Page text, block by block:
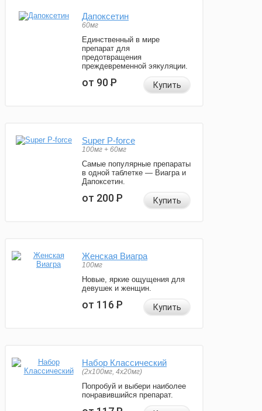
Дапоксетин
60мг
Единственный в мире
препарат для
предотвращения
преждевременной эякуляции.
от 90Р Купить
Super P-force
100мг + 60мг
Самые популярные препараты
в одной таблетке — Виагра и
Дапоксетин.
от 200Р Купить
Женская Виагра
100мг
Новые, яркие ощущения для
девушек и женщин.
от 116Р Купить
Набор Классический
(2x100мг, 4x20мг)
Попробуй и выбери наиболее
понравившийся препарат.